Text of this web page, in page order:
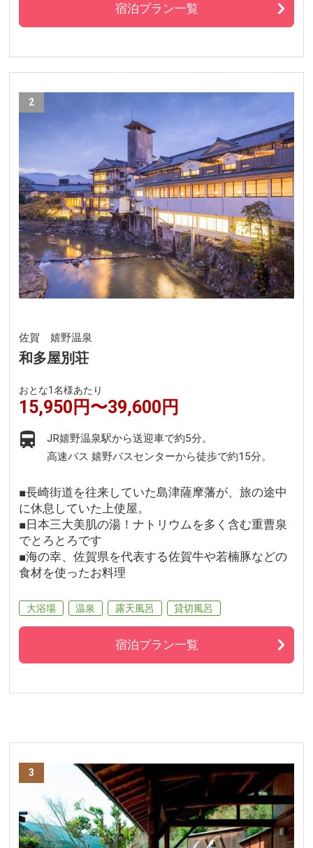
宿泊プラン一覧
2
佐賀 嬉野温泉
和多屋別荘
おとな1名様あたり
15,950円〜39,600円
JR嬉野温泉駅から送迎車で約5分。
高速バス 嬉野バスセンターから徒歩で約15分。
■長崎街道を往来していた島津薩摩藩が、旅の途中
に休息していた上使屋。
■日本三大美肌の湯！ナトリウムを多く含む重曹泉
でとろとろです
■海の幸、佐賀県を代表する佐賀牛や若楠豚などの
食材を使ったお料理
大浴場 温泉 露天風呂 貸切風呂
宿泊プラン一覧
3